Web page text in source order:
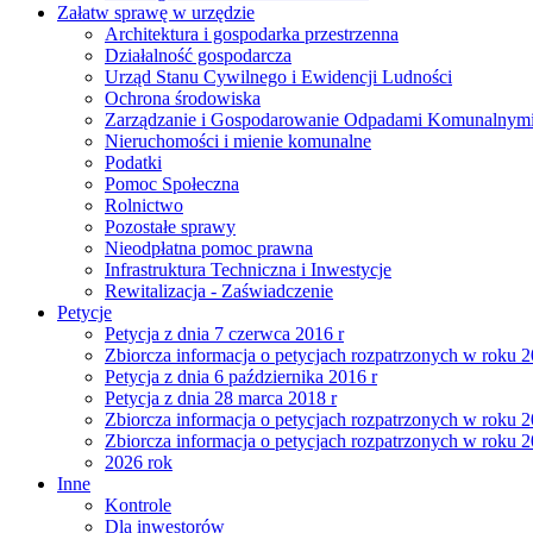
Załatw sprawę w urzędzie
Architektura i gospodarka przestrzenna
Działalność gospodarcza
Urząd Stanu Cywilnego i Ewidencji Ludności
Ochrona środowiska
Zarządzanie i Gospodarowanie Odpadami Komunalnymi
Nieruchomości i mienie komunalne
Podatki
Pomoc Społeczna
Rolnictwo
Pozostałe sprawy
Nieodpłatna pomoc prawna
Infrastruktura Techniczna i Inwestycje
Rewitalizacja - Zaświadczenie
Petycje
Petycja z dnia 7 czerwca 2016 r
Zbiorcza informacja o petycjach rozpatrzonych w roku
Petycja z dnia 6 października 2016 r
Petycja z dnia 28 marca 2018 r
Zbiorcza informacja o petycjach rozpatrzonych w roku
Zbiorcza informacja o petycjach rozpatrzonych w roku
2026 rok
Inne
Kontrole
Dla inwestorów